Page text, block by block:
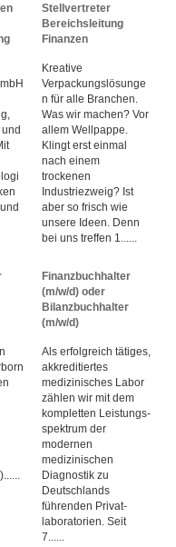
Stellvertreter
Bereichsleitung
Finanzen
Kreative
Verpackungslösunge
n für alle Branchen.
Was wir machen? Vor
allem Wellpappe.
Klingt erst einmal
nach einem
trockenen
Industriezweig? Ist
aber so frisch wie
unsere Ideen. Denn
bei uns treffen 1......
Finanzbuchhalter
(m/w/d) oder
Bilanzbuchhalter
(m/w/d)
Als erfolgreich tätiges,
akkreditiertes
medizinisches Labor
zählen wir mit dem
kompletten Leistungs­
spektrum der
modernen
medizinischen
Diagnostik zu
Deutschlands
führenden Privat­
laboratorien. Seit
7......